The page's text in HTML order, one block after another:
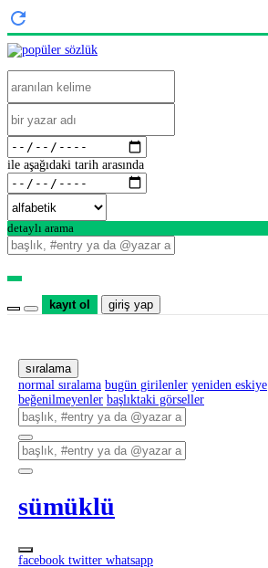
ile aşağıdaki tarih arasında
detaylı arama
kayıt ol giriş yap
sıralama
normal sıralama bugün girilenler yeniden eskiye
beğenilmeyenler başlıktaki görseller
sümüklü
facebook twitter whatsapp